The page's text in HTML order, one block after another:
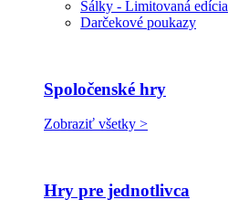
Šálky - Limitovaná edícia
Darčekové poukazy
Spoločenské hry
Zobraziť všetky >
Hry pre jednotlivca